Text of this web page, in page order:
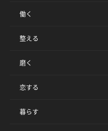
働く
整える
磨く
恋する
暮らす